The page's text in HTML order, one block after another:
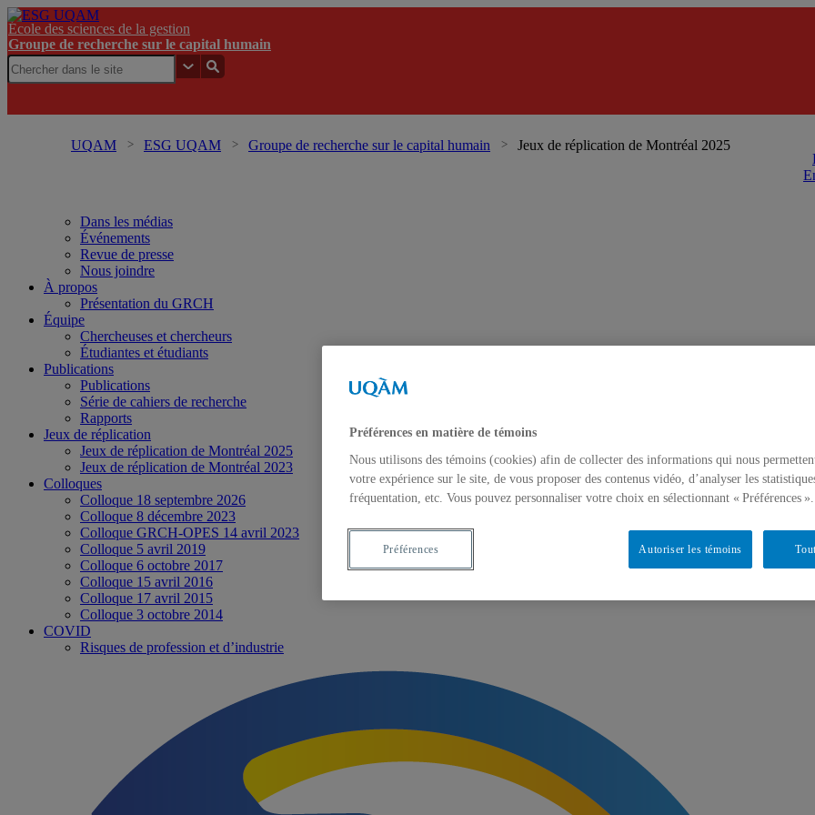
École des sciences de la gestion
Groupe de recherche sur le capital humain
UQAM ESG UQAM Groupe de recherche sur le capital humain Jeux de réplication de Montréal 2025
Dans les médias
Événements
Revue de presse
Nous joindre
À propos
Présentation du GRCH
Équipe
Chercheuses et chercheurs
Étudiantes et étudiants
Publications
Publications
Série de cahiers de recherche
Rapports
Jeux de réplication
Jeux de réplication de Montréal 2025
Jeux de réplication de Montréal 2023
Colloques
Colloque 18 septembre 2026
Colloque 8 décembre 2023
Colloque GRCH-OPES 14 avril 2023
Colloque 5 avril 2019
Colloque 6 octobre 2017
Colloque 15 avril 2016
Colloque 17 avril 2015
Colloque 3 octobre 2014
COVID
Risques de profession et d’industrie
Préférences en matière de témoins
Nous utilisons des témoins (cookies) afin de collecter des informations qui nous
votre expérience sur le site, de vous proposer des contenus vidéo, d’analyser les
fréquentation, etc. Vous pouvez personnaliser votre choix en sélectionnant « Préférences ».
Autoriser les témoins
Préférences